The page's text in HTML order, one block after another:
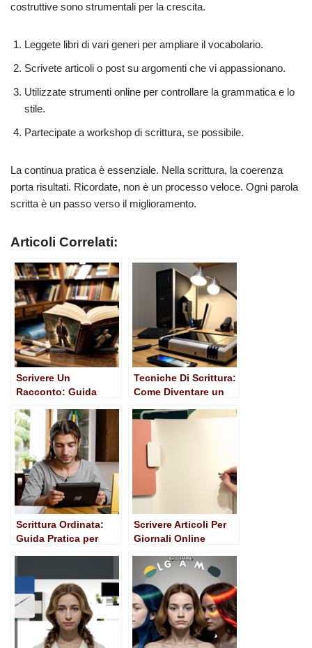
costruttive sono strumentali per la crescita.
Leggete libri di vari generi per ampliare il vocabolario.
Scrivete articoli o post su argomenti che vi appassionano.
Utilizzate strumenti online per controllare la grammatica e lo
stile.
Partecipate a workshop di scrittura, se possibile.
La continua pratica è essenziale. Nella scrittura, la coerenza
porta risultati. Ricordate, non è un processo veloce. Ogni parola
scritta è un passo verso il miglioramento.
Articoli Correlati:
Scrivere Un
Racconto: Guida
Tecniche Di Scrittura:
Come Diventare un
Scrittura Ordinata:
Guida Pratica per
Scrivere Articoli Per
Giornali Online